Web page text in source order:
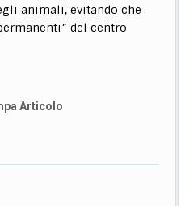
animali, evitando che
del centro
Articolo